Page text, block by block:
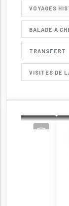
VOYAGES
BALADE À
TRANSFERT
VISITES DE
Nos